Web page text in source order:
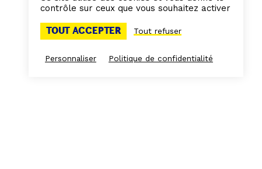
contrôle sur ceux que vous souhaitez activer
TOUT ACCEPTER Tout refuser
Personnaliser Politique de confidentialité